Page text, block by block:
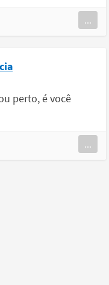
...
perto, é você
...